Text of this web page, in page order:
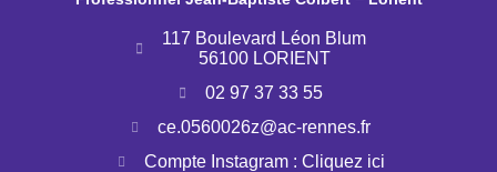
117 Boulevard Léon Blum
56100 LORIENT
02 97 37 33 55
ce.0560026z@ac-rennes.fr
Compte Instagram : Cliquez ici